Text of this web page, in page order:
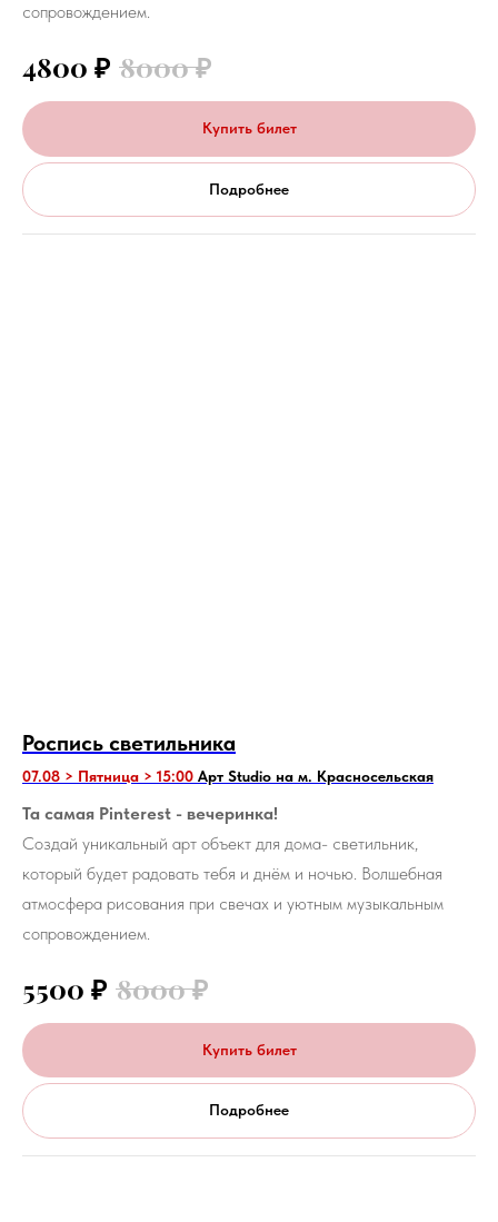
сопровождением.
4800 ₽ 8000₽
Купить билет
Подробнее
Роспись светильника
07.08 > Пятница > 15:00 Арт Studio на м. Красносельская
Та самая Pinterest - вечеринка!
Создай уникальный арт объект для дома- светильник,
который будет радовать тебя и днём и ночью. Волшебная
атмосфера рисования при свечах и уютным музыкальным
сопровождением.
5500 ₽ 8000₽
Купить билет
Подробнее